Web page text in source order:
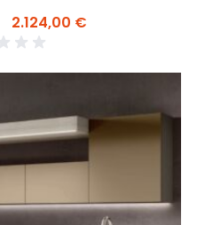
2.124,00 €